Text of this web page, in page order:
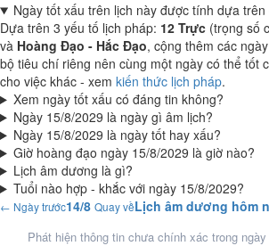
Ngày tốt xấu trên lịch này được tính dựa trên
Dựa trên 3 yếu tố lịch pháp: 12 Trực (trọng số
và Hoàng Đạo - Hắc Đạo, cộng thêm các
bộ tiêu chí riêng nên cùng một ngày có thể tốt
cho việc khác - xem kiến thức lịch pháp.
Xem ngày tốt xấu có đáng tin không?
Ngày 15/8/2029 là ngày gì âm lịch?
Ngày 15/8/2029 là ngày tốt hay xấu?
Giờ hoàng đạo ngày 15/8/2029 là giờ nào?
Lịch âm dương là gì?
Tuổi nào hợp - khắc với ngày 15/8/2029?
← Ngày trước14/8 Quay vềLịch âm dương hôm
Phát hiện thông tin chưa chính xác trong